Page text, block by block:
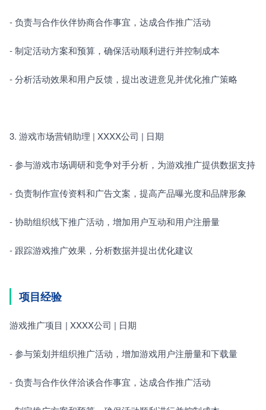
- 负责与合作伙伴协商合作事宜，达成合作推广活动
- 制定活动方案和预算，确保活动顺利进行并控制成本
- 分析活动效果和用户反馈，提出改进意见并优化推广策略
3. 游戏市场营销助理 | XXXX公司 | 日期
- 参与游戏市场调研和竞争对手分析，为游戏推广提供数据支持
- 负责制作宣传资料和广告文案，提高产品曝光度和品牌形象
- 协助组织线下推广活动，增加用户互动和用户注册量
- 跟踪游戏推广效果，分析数据并提出优化建议
项目经验
游戏推广项目 | XXXX公司 | 日期
- 参与策划并组织推广活动，增加游戏用户注册量和下载量
- 负责与合作伙伴洽谈合作事宜，达成合作推广活动